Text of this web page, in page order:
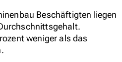
Beschäftigten liegen
weniger als das